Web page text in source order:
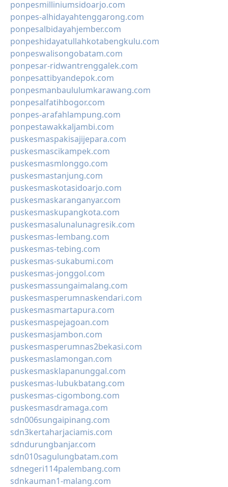
ponpesmilliniumsidoarjo.com
ponpes-alhidayahtenggarong.com
ponpesalbidayahjember.com
ponpeshidayatullahkotabengkulu.com
ponpeswalisongobatam.com
ponpesar-ridwantrenggalek.com
ponpesattibyandepok.com
ponpesmanbaululumkarawang.com
ponpesalfatihbogor.com
ponpes-arafahlampung.com
ponpestawakkaljambi.com
puskesmaspakisajijepara.com
puskesmascikampek.com
puskesmasmlonggo.com
puskesmastanjung.com
puskesmaskotasidoarjo.com
puskesmaskaranganyar.com
puskesmaskupangkota.com
puskesmasalunalunagresik.com
puskesmas-lembang.com
puskesmas-tebing.com
puskesmas-sukabumi.com
puskesmas-jonggol.com
puskesmassungaimalang.com
puskesmasperumnaskendari.com
puskesmasmartapura.com
puskesmaspejagoan.com
puskesmasjambon.com
puskesmasperumnas2bekasi.com
puskesmaslamongan.com
puskesmasklapanunggal.com
puskesmas-lubukbatang.com
puskesmas-cigombong.com
puskesmasdramaga.com
sdn006sungaipinang.com
sdn3kertaharjaciamis.com
sdndurungbanjar.com
sdn010sagulungbatam.com
sdnegeri114palembang.com
sdnkauman1-malang.com